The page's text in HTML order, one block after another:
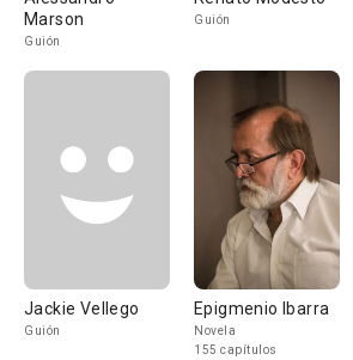
Marson
Guión
Guión
Jackie Vellego
Guión
Epigmenio Ibarra
Novela
155 capítulos